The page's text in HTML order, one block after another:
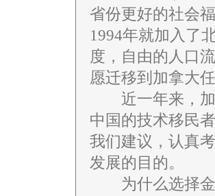
省份更好的社会
1994年就加入了
度，自由的人口
愿迁移到加拿大
近一年来，加
中国的技术移民
我们建议，认真
发展的目的。
为什么选择金